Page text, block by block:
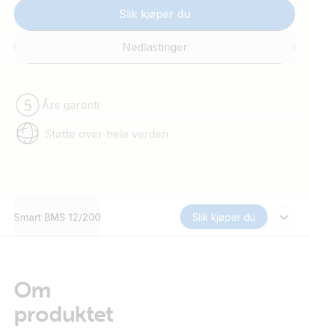
Slik kjøper du
Nedlastinger
Års garanti
Støtte over hele verden
Smart BMS 12/200 Slik kjøper du
Om
produktet